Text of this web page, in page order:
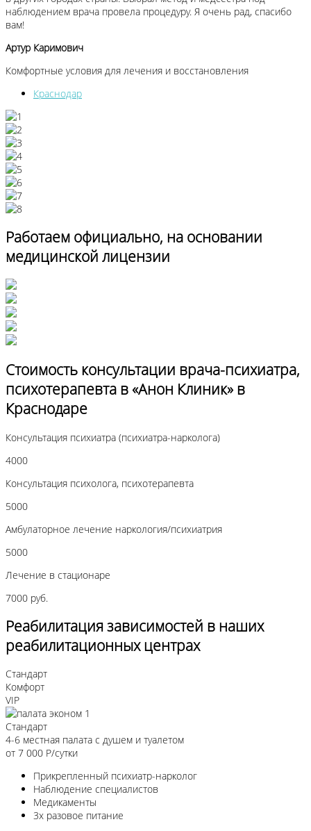
наблюдением врача провела процедуру. Я очень рад, спасибо
вам!
Артур Каримович
Комфортные условия для лечения и восстановления
Краснодар
Работаем официально, на основании
медицинской лицензии
Стоимость консультации врача-психиатра,
психотерапевта в «Анон Клиник» в
Краснодаре
Консультация психиатра (психиатра-нарколога)
4000
Консультация психолога, психотерапевта
5000
Амбулаторное лечение наркология/психиатрия
5000
Лечение в стационаре
7000 руб.
Реабилитация зависимостей в наших
реабилитационных центрах
Стандарт
Комфорт
VIP
Стандарт
4-6 местная палата с душем и туалетом
от 7 000 Р/сутки
Прикрепленный психиатр-нарколог
Наблюдение специалистов
Медикаменты
3х разовое питание